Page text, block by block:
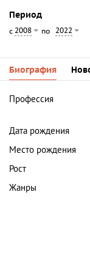
Период
с 2008 по 2022
Биография
Профессия
Дата рождения
Место рождения
Рост
Жанры